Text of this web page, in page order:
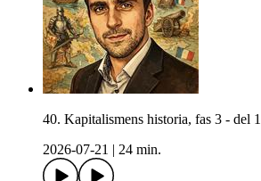
40. Kapitalismens historia, fas 3 - del 1
2026-07-21
24 min.